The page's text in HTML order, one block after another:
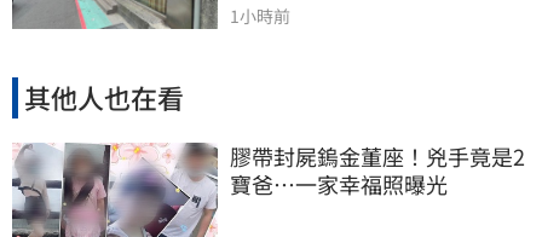
1小時前
其他人也在看
膠帶封屍鎢金董座！兇手竟是2
寶爸…一家幸福照曝光